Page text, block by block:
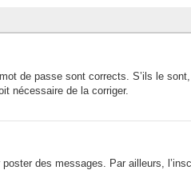
de passe sont corrects. S’ils le
nécessaire de la corriger.
des messages. Par ailleurs,